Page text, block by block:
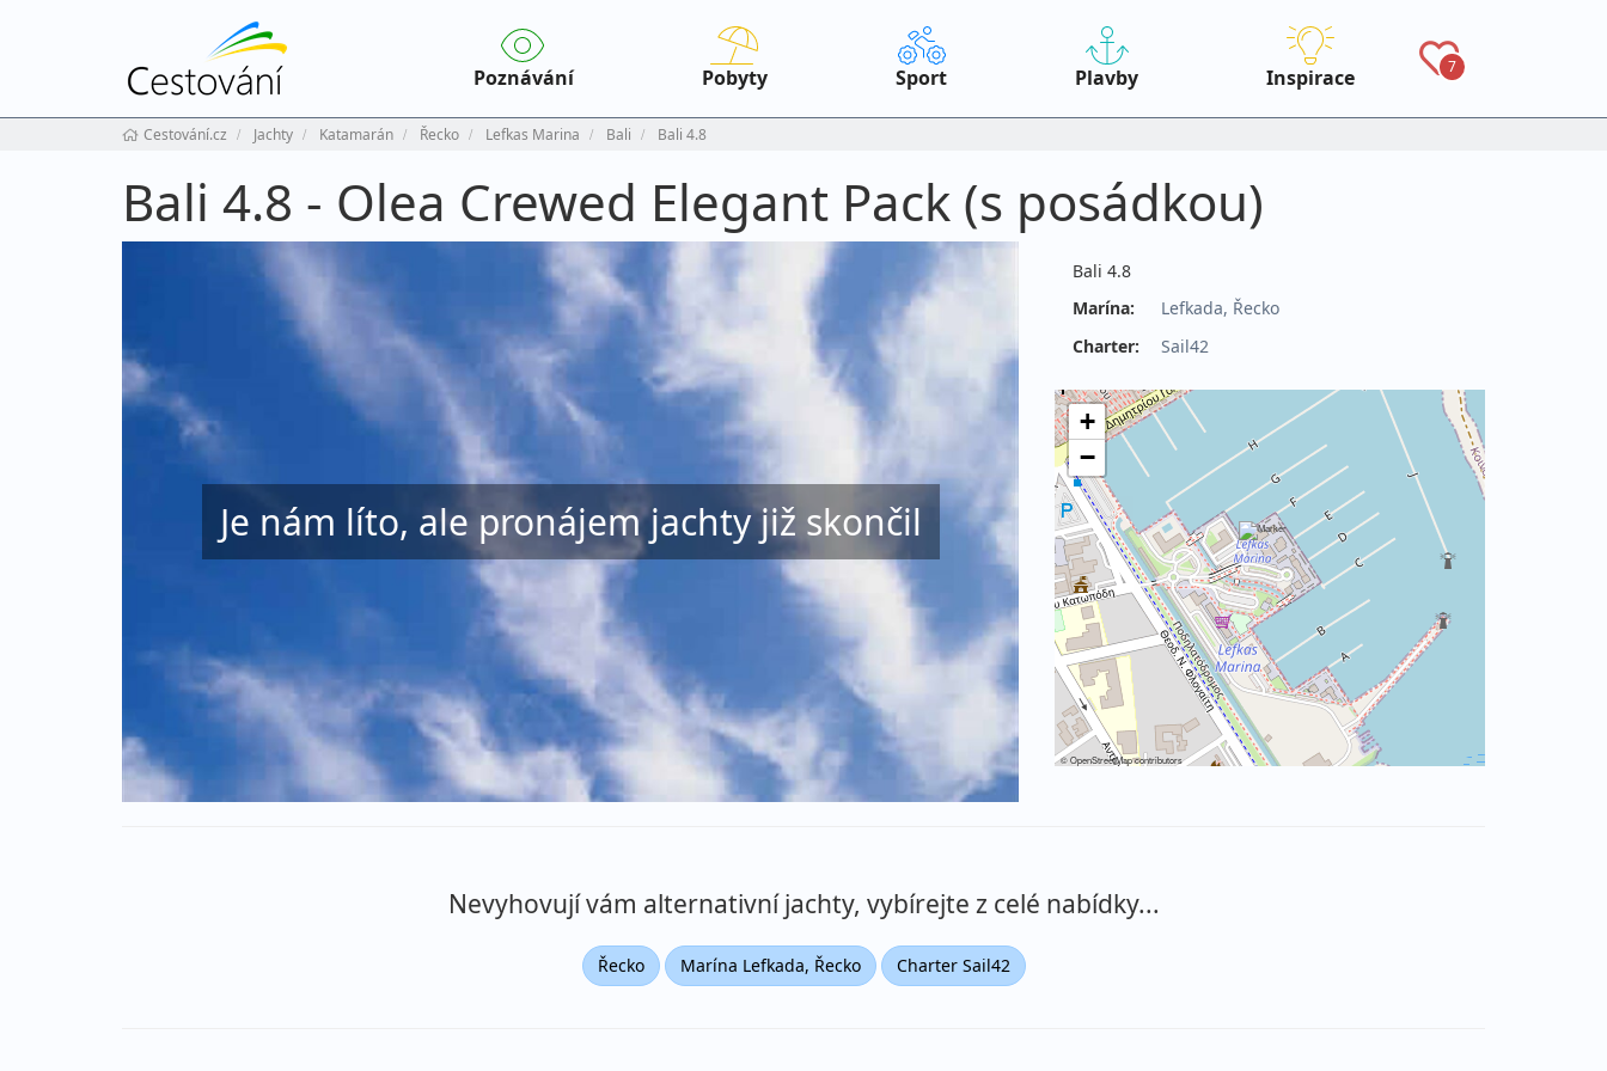
Poznávání Pobyty Sport Plavby Inspirace 7
Cestování.cz Jachty Katamarán Řecko Lefkas Marina Bali Bali 4.8
Bali 4.8 - Olea Crewed Elegant Pack (s posádkou)
Je nám líto, ale pronájem jachty již skončil
Bali 4.8
Marína:
Lefkada, Řecko
Charter:
Sail42
+
−
©OpenStreetMapcontributors
Nevyhovují vám alternativní jachty, vybírejte z celé nabídky...
Řecko Marína Lefkada, Řecko Charter Sail42